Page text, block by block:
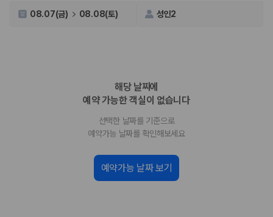
제주도 렌트카는 업체마다 차량 가격, 보험 조건, 면책금, 보상 한도, 인수
장소, 취소 규정이 다릅니다. 카모아는 여러 제주 렌트카 업체의 조건을 한
경차, 소형, 준중형, 중형, SUV, 승합차 등 여행
인원에 맞는 차종별 가격을 비교합니다.
제주공항 인수 조건 비교: 셔틀 이동, 인수 위치, 반납 편의성을 함께
비교 후 원하는 차량을 바로 예약할 수 있습니다.
제주렌트카 실시간 가격비교 바로가기
08.07(금) 08.08(토) 성인2
해당 날짜에
예약 가능한 객실이 없습니다
선택한 날짜를 기준으로
예약가능 날짜를 확인해보세요
예약가능 날짜 보기